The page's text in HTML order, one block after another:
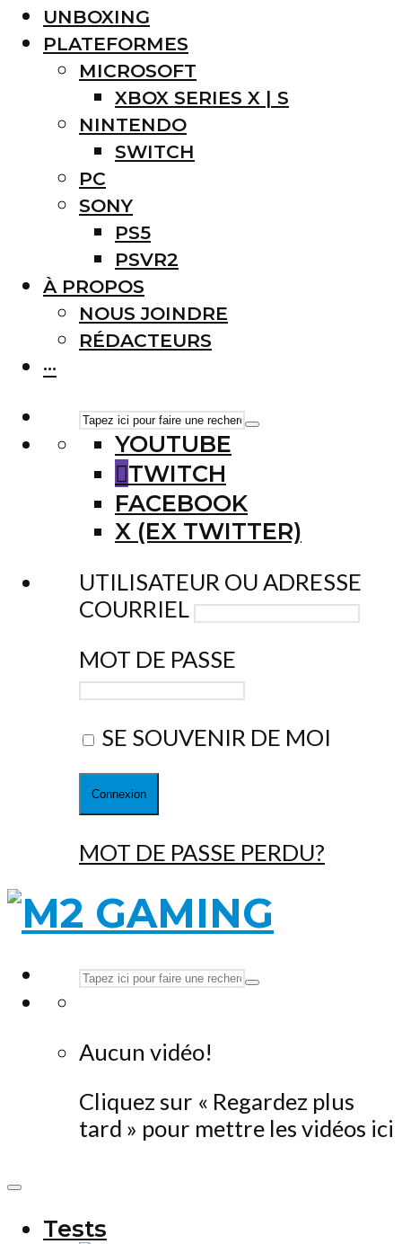
UNBOXING
PLATEFORMES
MICROSOFT
XBOX SERIES X | S
NINTENDO
SWITCH
PC
SONY
PS5
PSVR2
À PROPOS
NOUS JOINDRE
RÉDACTEURS
···
YOUTUBE
TWITCH
FACEBOOK
X (EX TWITTER)
UTILISATEUR OU ADRESSE
COURRIEL
MOT DE PASSE
SE SOUVENIR DE MOI
MOT DE PASSE PERDU?
Aucun vidéo!
Cliquez sur « Regardez plus
tard » pour mettre les vidéos ici
Tests